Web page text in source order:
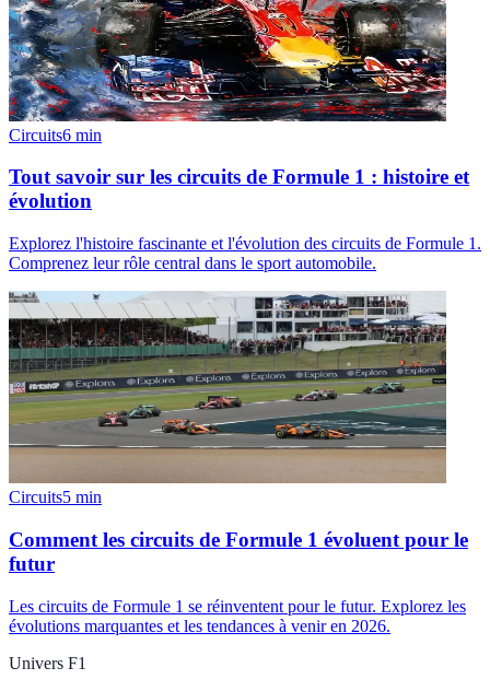
Circuits6 min
Tout savoir sur les circuits de Formule 1 : histoire et
évolution
Explorez l'histoire fascinante et l'évolution des circuits de Formule 1.
Comprenez leur rôle central dans le sport automobile.
Circuits5 min
Comment les circuits de Formule 1 évoluent pour le
futur
Les circuits de Formule 1 se réinventent pour le futur. Explorez les
évolutions marquantes et les tendances à venir en 2026.
Univers F1